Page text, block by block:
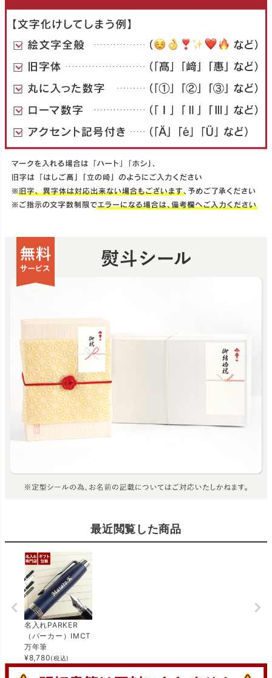
最近閲覧した商品
名入れPARKER
（パーカー）IMCT
万年筆
¥8,780(税込)